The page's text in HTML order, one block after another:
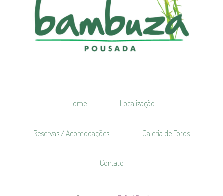
Home Localização
Reservas / Acomodações Galeria de Fotos
Contato